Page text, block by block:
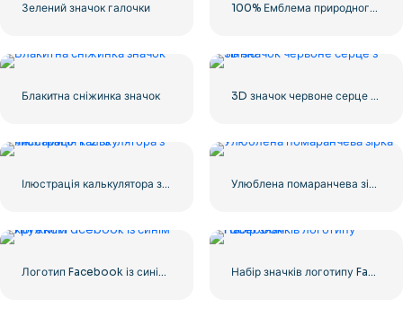
Зелений значок галочки
Блакитна сніжинка значок